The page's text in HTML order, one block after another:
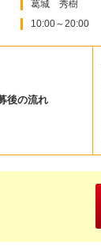
葛城 秀樹
10:00～20:00
後の流れ